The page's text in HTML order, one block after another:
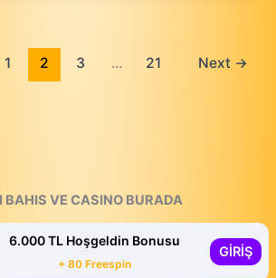
BAHIS VE CASINO BURADA
6.000 TL Hoşgeldin Bonusu
+ 80 Freespin
GİRİŞ
1 2 3 … 21 Next →